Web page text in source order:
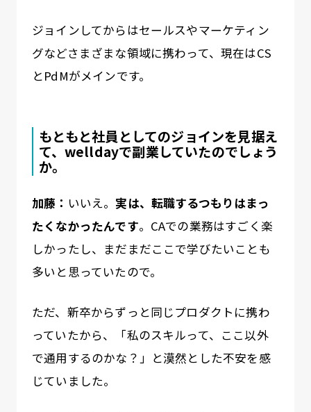
ジョインしてからはセールスやマーケティン
グなどさまざまな領域に携わって、現在はCS
とPdMがメインです。
もともと社員としてのジョインを見据え
て、welldayで副業していたのでしょう
か。
加藤： いいえ。 実は、転職するつもりはまっ
たくなかったんです。CAでの業務はすごく楽
しかったし、まだまだここで学びたいことも
多いと思っていたので。
ただ、新卒からずっと同じプロダクトに携わ
っていたから、「私のスキルって、ここ以外
で通用するのかな？」と漠然とした不安を感
じていました。